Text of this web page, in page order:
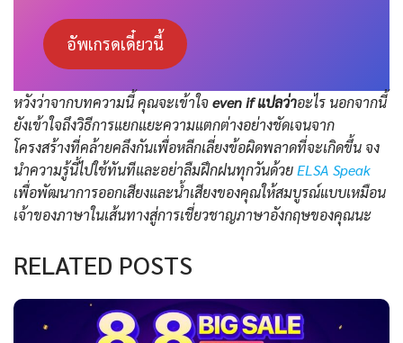
อัพเกรดเดี๋ยวนี้
หวังว่าจากบทความนี้ คุณจะเข้าใจeven if แปลว่าอะไร นอกจากนี้
ยังเข้าใจถึงวิธีการแยกแยะความแตกต่างอย่างชัดเจนจาก
โครงสร้างที่คล้ายคลึงกันเพื่อหลีกเลี่ยงข้อผิดพลาดที่จะเกิดขึ้น จง
นำความรู้นี้ไปใช้ทันทีและอย่าลืมฝึกฝนทุกวันด้วยELSA Speak
เพื่อพัฒนาการออกเสียงและน้ำเสียงของคุณให้สมบูรณ์แบบเหมือน
เจ้าของภาษาในเส้นทางสู่การเชี่ยวชาญภาษาอังกฤษของคุณนะ
RELATED POSTS